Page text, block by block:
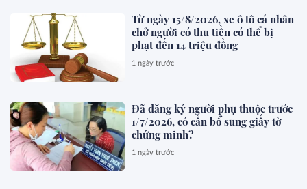
Từ ngày 15/8/2026, xe ô tô cá nhân
chở người có thu tiền có thể bị
phạt đến 14 triệu đồng
1 ngày trước
Đã đăng ký người phụ thuộc trước
1/7/2026, có cần bổ sung giấy tờ
chứng minh?
1 ngày trước